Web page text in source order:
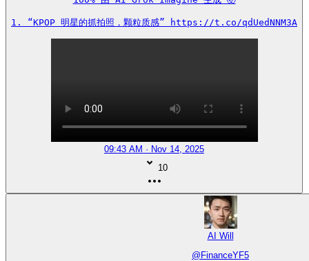
1. “KPOP 明星的抓拍照，颗粒质感” https://t.co/qdUedNNM3A
09:43 AM · Nov 14, 2025
10
AI Will
@ FinanceYF5